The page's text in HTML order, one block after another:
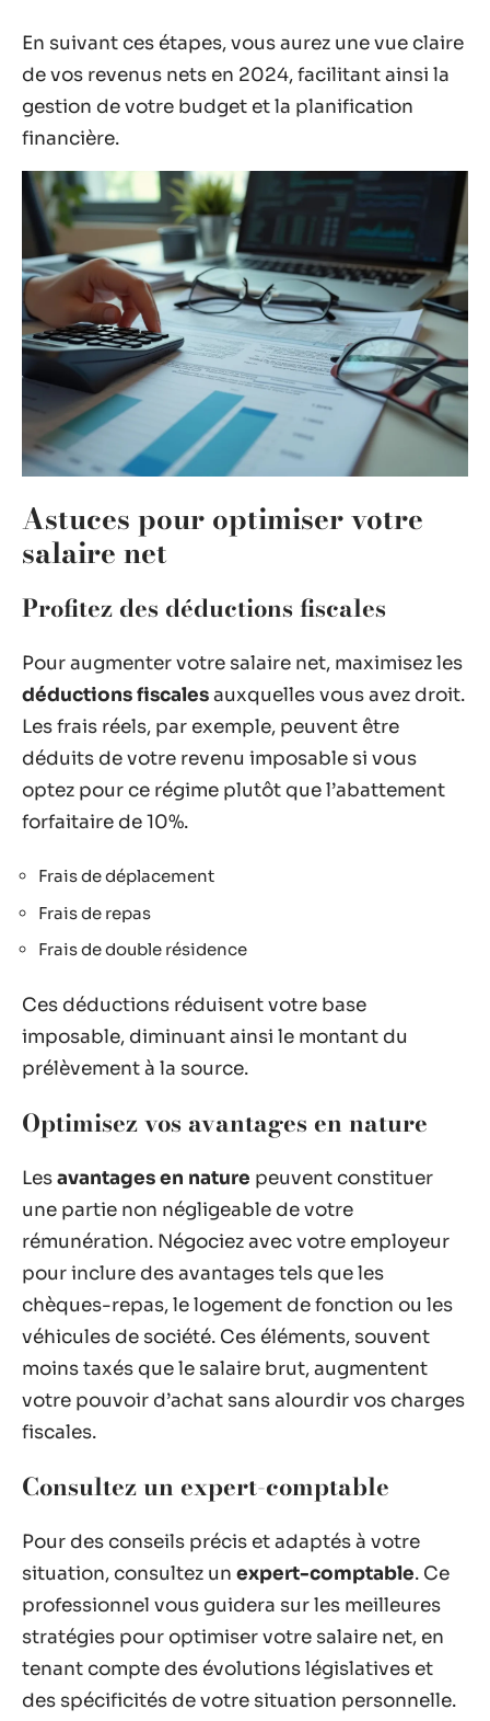
En suivant ces étapes, vous aurez une vue claire
de vos revenus nets en 2024, facilitant ainsi la
gestion de votre budget et la planification
financière.
Astuces pour optimiser votre
salaire net
Profitez des déductions fiscales
Pour augmenter votre salaire net, maximisez les
déductions fiscalesauxquelles vous avez droit.
Les frais réels, par exemple, peuvent être
déduits de votre revenu imposable si vous
optez pour ce régime plutôt que l’abattement
forfaitaire de 10%.
Frais de déplacement
Frais de repas
Frais de double résidence
Ces déductions réduisent votre base
imposable, diminuant ainsi le montant du
prélèvement à la source.
Optimisez vos avantages en nature
Lesavantages en nature peuvent constituer
une partie non négligeable de votre
rémunération. Négociez avec votre employeur
pour inclure des avantages tels que les
chèques-repas, le logement de fonction ou les
véhicules de société. Ces éléments, souvent
moins taxés que le salaire brut, augmentent
votre pouvoir d’achat sans alourdir vos charges
fiscales.
Consultez un expert-comptable
Pour des conseils précis et adaptés à votre
situation, consultez un expert-comptable. Ce
professionnel vous guidera sur les meilleures
stratégies pour optimiser votre salaire net, en
tenant compte des évolutions législatives et
des spécificités de votre situation personnelle.